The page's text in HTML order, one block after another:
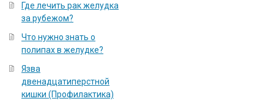
Где лечить рак желудка
за рубежом?
Что нужно знать о
полипах в желудке?
Язва
двенадцатиперстной
кишки (Профилактика)